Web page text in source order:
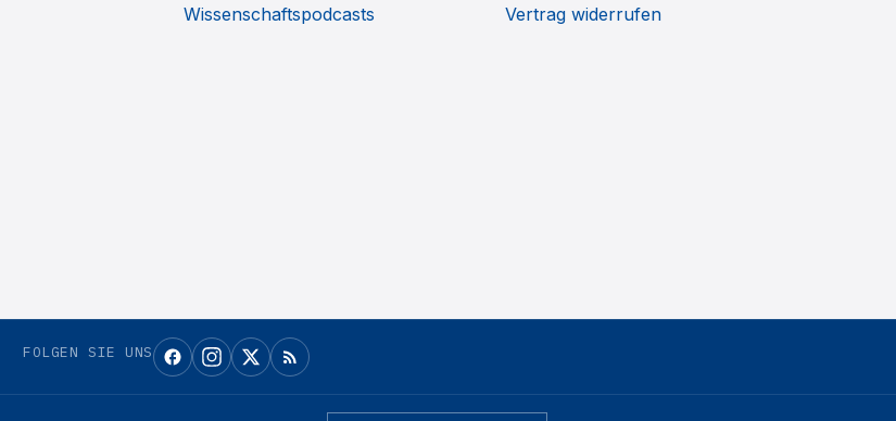
Wissenschaftspodcasts
Vertrag widerrufen
FOLGEN SIE UNS